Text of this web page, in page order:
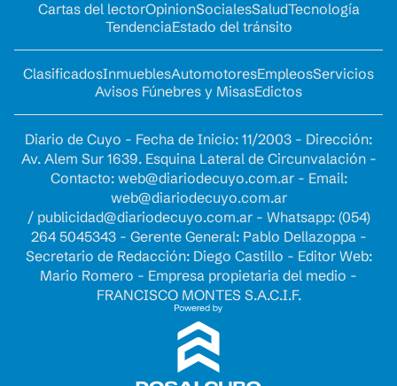
Cartas del lectorOpinionSocialesSaludTecnología
TendenciaEstado del tránsito
ClasificadosInmueblesAutomotoresEmpleosServicios
Avisos Fúnebres y MisasEdictos
Diario de Cuyo - Fecha de Inicio: 11/2003 - Dirección:
Av. Alem Sur 1639. Esquina Lateral de Circunvalación -
Contacto: web@diariodecuyo.com.ar- Email:
web@diariodecuyo.com.ar
/ publicidad@diariodecuyo.com.ar- Whatsapp: (054)
264 5045343 - Gerente General: Pablo Dellazoppa -
Secretario de Redacción: Diego Castillo - Editor Web:
Mario Romero - Empresa propietaria del medio -
FRANCISCO MONTES S.A.C.I.F.